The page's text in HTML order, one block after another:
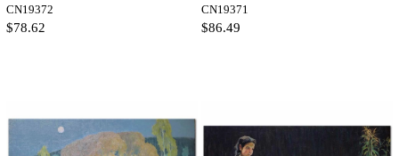
CN19372
$78.62
CN19371
$86.49